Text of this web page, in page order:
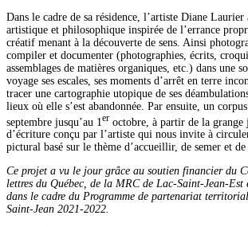
Dans le cadre de sa résidence, l’artiste Diane Laurier
artistique et philosophique inspirée de l’errance
créatif menant à la découverte de sens. Ainsi
compiler et documenter (photographies, écrits,
assemblages de matières organiques, etc.) dans une
voyage ses escales, ses moments d’arrêt en terre
tracer une cartographie utopique de ses
lieux où elle s’est abandonnée. Par ensuite, un
septembre jusqu’au 1er octobre, à partir de la grange
d’écriture conçu par l’artiste qui nous invite à
pictural basé sur le thème d’accueillir, de semer et
Ce projet a vu le jour grâce au soutien financier du
lettres du Québec, de la MRC de Lac-Saint-Jean-
dans le cadre du Programme de partenariat
Saint-Jean 2021-2022.